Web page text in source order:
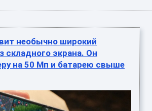
необычно широкий
складного экрана. Он
на 50 Мп и батарею свыше